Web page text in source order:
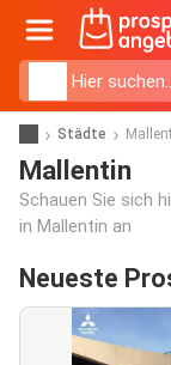
Städte
Mallentin
Schauen Sie sich
in Mallentin an
Neueste